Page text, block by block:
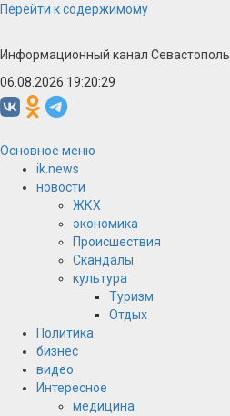
Перейти к содержимому
Информационный канал Севастополь
06.08.2026 19:20:29
Основное меню
ik.news
новости
ЖКХ
экономика
Происшествия
Скандалы
культура
Туризм
Отдых
Политика
бизнес
видео
Интересное
медицина